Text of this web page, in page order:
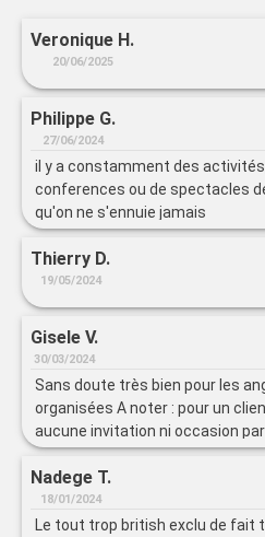
Veronique H.
20/06/2025
Philippe G.
27/06/2024
il y a constamment des
conferences ou de spectacles
qu'on ne s'ennuie jamais
Thierry D.
19/05/2024
Gisele V.
30/03/2024
Sans doute très bien pour les
organisées A noter : pour un
aucune invitation ni occasion
(voir ou entendre) le
Nadege T.
18/01/2024
Le tout trop british exclu de fait